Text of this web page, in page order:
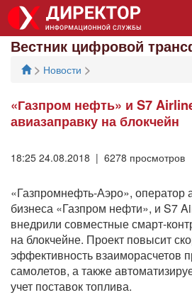
Вестник цифровой
> Новости >
«Газпром нефть» и S7
авиазаправку на блокчейн
18:25 24.08.2018 | 6278 просмотров
«Газпромнефть-Аэро», оператор
бизнеса «Газпром нефти», и S7
внедрили совместные смарт-
на блокчейне. Проект повысит
эффективность взаиморасчетов
самолетов, а также
учет поставок топлива.